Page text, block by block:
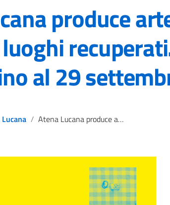
produce
al 29
Atena Lucana produce arte che fa rivivere i luoghi recuperati. Due mostre fino al 29 settembre.